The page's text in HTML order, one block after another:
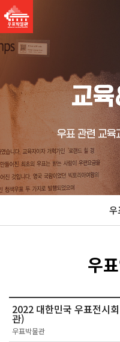
교
우표 관련 교육
우
우
2022 대한민국 우표전시
관)
우표박물관